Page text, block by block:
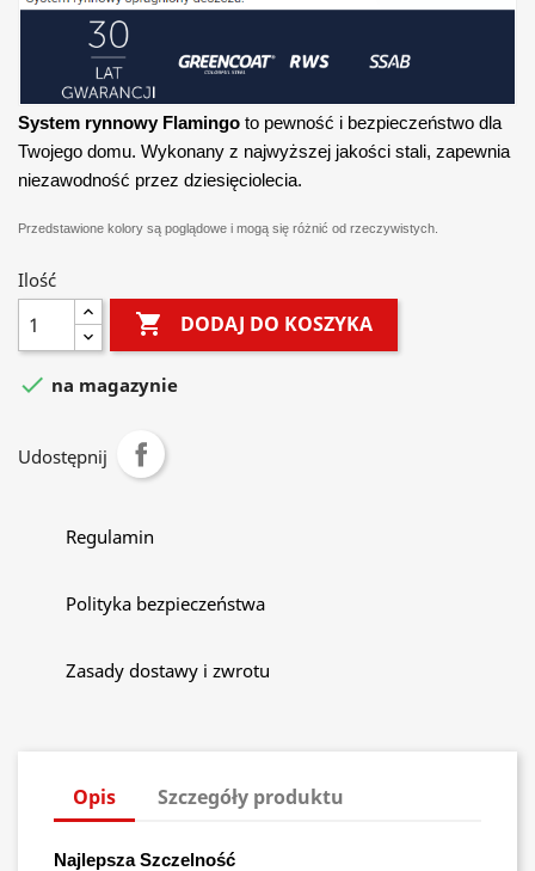
System rynnowy Flamingo to pewność i bezpieczeństwo dla
Twojego domu. Wykonany z najwyższej jakości stali, zapewnia
niezawodność przez dziesięciolecia.
Przedstawione kolory są poglądowe i mogą się różnić od rzeczywistych.
Ilość
 DODAJ DO KOSZYKA
 na magazynie
Udostępnij
Regulamin
Polityka bezpieczeństwa
Zasady dostawy i zwrotu
Opis Szczegóły produktu
Najlepsza Szczelność